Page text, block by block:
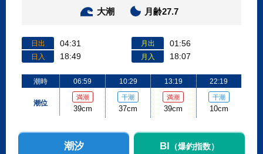
大潮 月齢27.7
日出 04:31
日入 18:49
月出 01:56
月入 18:07
潮時
潮位
06:59
満潮
39cm
10:29
干潮
37cm
13:19
満潮
39cm
22:19
干潮
10cm
潮汐 BI （爆釣指数）